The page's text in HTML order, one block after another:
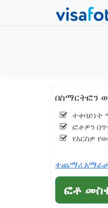
በስማርትፎን
ተቀባይነት
ፎቶዎን
የእርስዎ
ተጨማሪ
ፎቶ